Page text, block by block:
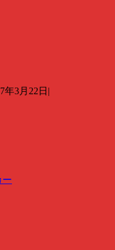
年3月22日 |
ー